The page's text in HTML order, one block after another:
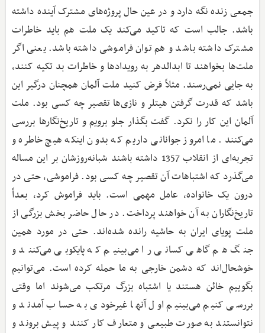
جمعی زنده نگه دارد و در عین حال پروژه‌های مشترک آینده داشته
باشد. جالب است که تاکید می‌کند یک ملت هم باید خاطرات
مشترک داشته باشد و هم توان فراموشی داشته باشد. یعنی اگر
ملت‌ها بخواهند تا ابدالدهر به رویدادها و خاطرات بد تکیه کنند،
به جایی نمی‌رسند. مثلاً فرض کنید ملت آلمان همچنان درگیر این
باشد که قدرت گرفتن هیتلر و نازی‌ها تقصیر چه کسی بود. ملت
آلمان این کار را نکرد. گفت بگذار جلو برویم و تاریخ‌نگارها بررسی
می‌کنند. ما امروز جوانانی داریم که بدون اینکه هیچ خاطره و
تجربه‌ای از انقلاب 1357 داشته باشند شبانه‌روزشان بر این مساله
می‌گذرد که اشتباهات آن تقصیر چه کسی بود. فراموشی، حتی در
درون یک خانواده، عامل مهمی است. باید فراموش کرد، بعداً
تاریخ‌نگاران به آن خواهند پرداخت. در حال حاضر بخش بزرگی از
ملت پویای ایران به حاشیه رانده شده‌اند. حتی در مورد همین
جنگ هم گاهی کسانی را می‌بینیم که پایکوبی می‌کنند و
خوشحال‌اند که دشمن خارجی به ما حمله کرده است. می‌توانیم
بگوییم خائن هستند یا اشتباه بزرگ مرتکب می‌شوند اما وقتی
بررسی کنیم می‌بینیم اول آنها غیرخودی به حساب آمدند و
نتوانستند به صورت طبیعی و متعارف کار کنند و پیش بروند و